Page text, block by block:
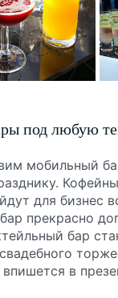
под любую
мобильный
для бизнес
прекрасно
бар
в